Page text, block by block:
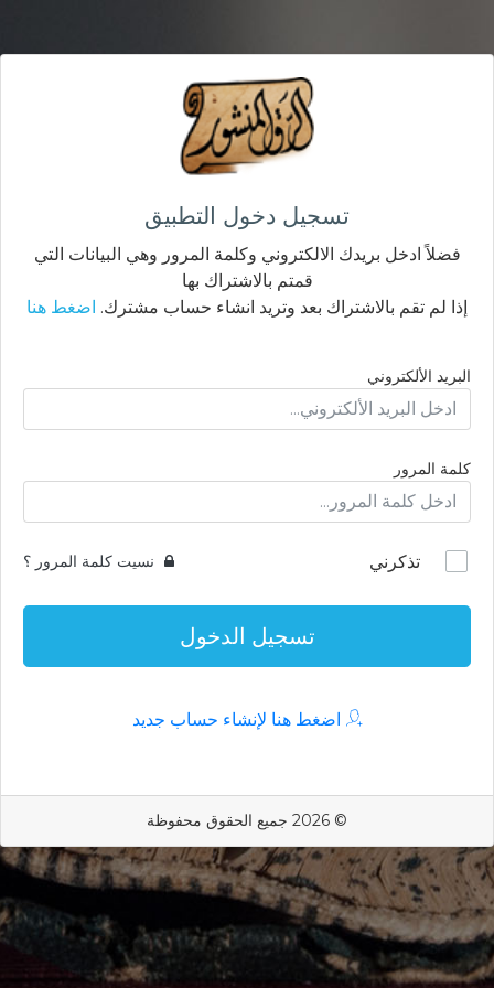
تسجيل دخول التطبيق
فضلاً ادخل بريدك الالكتروني وكلمة المرور وهي البيانات التي
قمتم بالاشتراك بها
إذا لم تقم بالاشتراك بعد وتريد انشاء حساب مشترك. اضغط هنا
البريد الألكتروني
كلمة المرور
تذكرني نسيت كلمة المرور ؟
تسجيل الدخول
اضغط هنا لإنشاء حساب جديد
© 2026 جميع الحقوق محفوظة